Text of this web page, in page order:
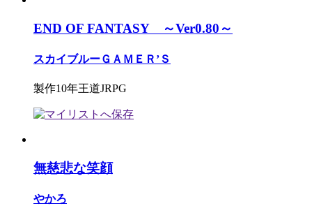
END OF FANTASY ～Ver0.80～
スカイブルーＧＡＭＥＲ’Ｓ
製作10年王道JRPG
無慈悲な笑顔
やかろ